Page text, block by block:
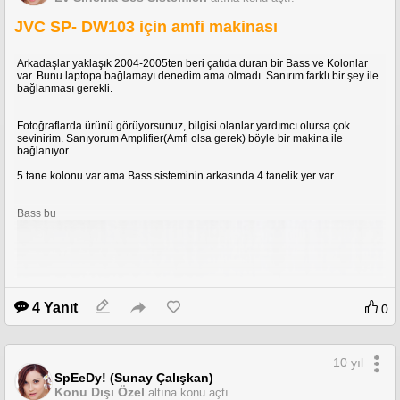
20.02.2017 Güncellemesi
kadar çok çalkantılı bir serüven geçirdim. Öyle feedleyenler öyle kolsuzlar
geldi ki yapacak hiçbir şey yoktu. Taşımak imkansızdı. 20 Win arka arkaya
alabilmişken 20 Lose arka arkaya geldi. Neticesinde 17 gün zorlu geçti
ama Gold`a çıktım ve Ranked bırakıyorum.
ağır şekilde götüren Velkozdu. Thresh`in tuttuğu adam yok oluyordu.
Uzun uzun şöyle yapma böyle yap dememize rağmen Yasuo yakalanıp
yakalanıp öldü. Velkoz tek Q atıyor bizim canlar yarıdan az.
Amumu Ultisini Velkoz için sakladı bende araya dalıp 2 vuruşla
Velkozun oyun ortalarında "Ağla" demesini bir güzel oyun sonunda
JVC SP- DW103 için amfi makinası
Arkadaşlar yaklaşık 2004-2005ten beri çatıda duran bir Bass ve Kolonlar
var. Bunu laptopa bağlamayı denedim ama olmadı. Sanırım farklı bir şey ile
bağlanması gerekli.
Fotoğraflarda ürünü görüyorsunuz, bilgisi olanlar yardımcı olursa çok
sevinirim. Sanıyorum Amplifier(Amfi olsa gerek) böyle bir makina ile
bağlanıyor.
5 tane kolonu var ama Bass sisteminin arkasında 4 tanelik yer var.
Bass bu
4 Yanıt 0
SpEeDy! (Sunay Çalışkan)
Konu Dışı Özel altına konu açtı.
10 yıl